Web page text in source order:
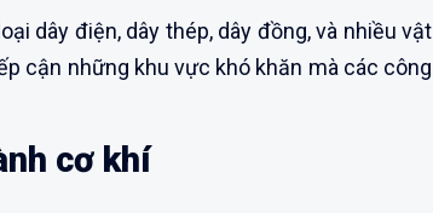
dây điện, dây thép, dây đồng, và nhiều vật
cận những khu vực khó khăn mà các công
cơ khí